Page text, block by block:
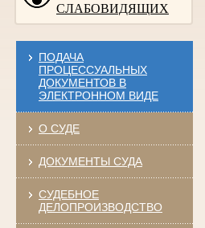
СЛАБОВИДЯЩИХ
ПОДАЧА
ПРОЦЕССУАЛЬНЫХ
ДОКУМЕНТОВ В
ЭЛЕКТРОННОМ ВИДЕ
О СУДЕ
ДОКУМЕНТЫ СУДА
СУДЕБНОЕ
ДЕЛОПРОИЗВОДСТВО